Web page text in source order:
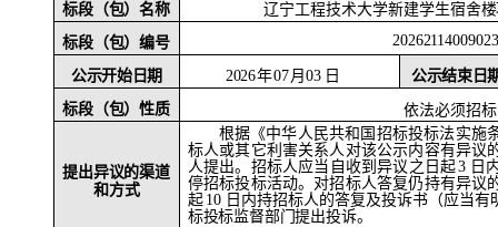
标段（包）名称
辽宁工程技术大学新建学生宿舍
标段（包）编号
公示开始日期 2026年07月 03 日 公示结束日
标段（包）性质 依法必须招
提出异议的渠道
和方式
根据《中华人民共和国招标投标法实施
标人或其它利害关系人对该公示内容有异议
人提出。招标人应当自收到异议之日起3 日
停招标投标活动。对招标人答复仍持有异议
起 10 日内持招标人的答复及投诉书（应当有
标投标监督部门提出投诉。